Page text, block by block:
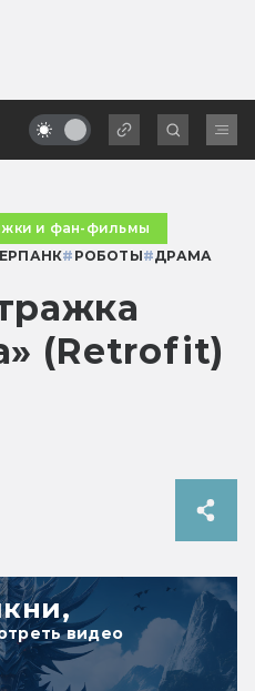
и фан-фильмы
# РОБОТЫ#ДРАМА
(Retrofit)
видео